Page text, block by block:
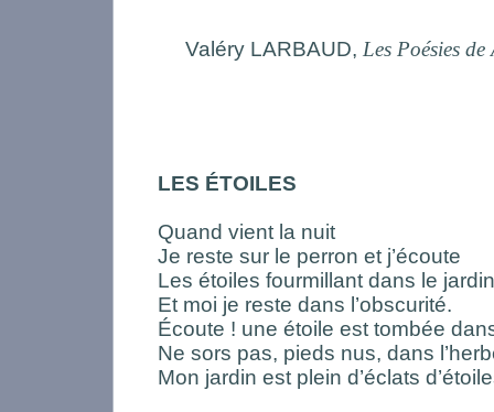
Valéry LARBAUD, Les Poésies
LES ÉTOILES
Quand vient la nuit
Je reste sur le perron et j’écoute
Les étoiles fourmillant dans le
Et moi je reste dans l’obscurité.
Écoute ! une étoile est tombée
Ne sors pas, pieds nus, dans
Mon jardin est plein d’éclats